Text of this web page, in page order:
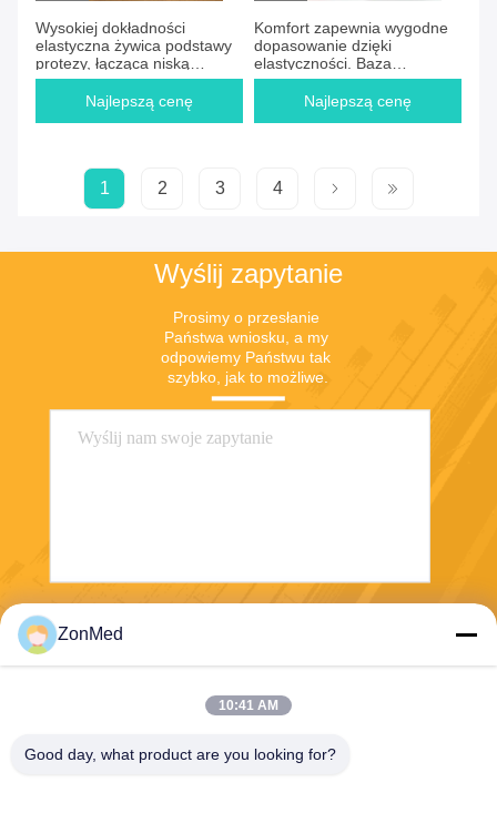
Wysokiej dokładności
elastyczna żywica podstawy
protezy, łącząca niską
wchłanianie wody i wyższą
elastyczność do protez
Najlepszą cenę
Komfort zapewnia wygodne
dopasowanie dzięki
elastyczności. Baza
poliamidowa do protez
zapewnia trwałe i precyzyjne
uzupełnienia protetyczne.
Najlepszą cenę
1 2 3 4
Wyślij zapytanie
Prosimy o przesłanie
Państwa wniosku, a my
odpowiemy Państwu tak
szybko, jak to możliwe.
ZonMed
10:41 AM
Good day, what product are you looking for?